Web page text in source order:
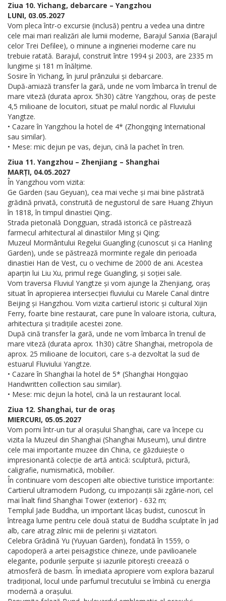
Ziua 10. Yichang, debarcare – Yangzhou
LUNI, 03.05.2027
Vom pleca într-o excursie (inclusă) pentru a vedea una dintre
cele mai mari realizări ale lumii moderne, Barajul Sanxia (Barajul
celor Trei Defilee), o minune a ingineriei moderne care nu
trebuie ratată. Barajul, construit între 1994 și 2003, are 2335 m
lungime și 181 m înălțime.
Sosire în Yichang, în jurul prânzului și debarcare.
După-amiază transfer la gară, unde ne vom îmbarca în trenul de
mare viteză (durata aprox. 5h30) către Yangzhou, oraș de peste
4,5 milioane de locuitori, situat pe malul nordic al Fluviului
Yangtze.
• Cazare în Yangzhou la hotel de 4* (Zhongqing International
sau similar).
• Mese: mic dejun pe vas, dejun, cină la pachet în tren.
Ziua 11. Yangzhou – Zhenjiang – Shanghai
MARȚI, 04.05.2027
În Yangzhou vom vizita:
Ge Garden (sau Geyuan), cea mai veche și mai bine păstrată
grădină privată, construită de negustorul de sare Huang Zhiyun
în 1818, în timpul dinastiei Qing;.
Strada pietonală Dongguan, stradă istorică ce păstrează
farmecul arhitectural al dinastiilor Ming și Qing;
Muzeul Mormântului Regelui Guangling (cunoscut și ca Hanling
Garden), unde se păstrează morminte regale din perioada
dinastiei Han de Vest, cu o vechime de 2000 de ani. Acestea
aparțin lui Liu Xu, primul rege Guangling, și soției sale.
Vom traversa Fluviul Yangtze și vom ajunge la Zhenjiang, oraș
situat în apropierea intersecției fluviului cu Marele Canal dintre
Beijing și Hangzhou. Vom vizita cartierul istoric și cultural Xijin
Ferry, foarte bine restaurat, care pune în valoare istoria, cultura,
arhitectura și tradițiile acestei zone.
După cină transfer la gară, unde ne vom îmbarca în trenul de
mare viteză (durata aprox. 1h30) către Shanghai, metropola de
aprox. 25 milioane de locuitori, care s-a dezvoltat la sud de
estuarul Fluviului Yangtze.
• Cazare în Shanghai la hotel de 5* (Shanghai Hongqiao
Handwritten collection sau similar).
• Mese: mic dejun la hotel, cină la un restaurant local.
Ziua 12. Shanghai, tur de oraș
MIERCURI, 05.05.2027
Vom porni într-un tur al orașului Shanghai, care va începe cu
vizita la Muzeul din Shanghai (Shanghai Museum), unul dintre
cele mai importante muzee din China, ce găzduiește o
impresionantă colecție de artă antică: sculptură, pictură,
caligrafie, numismatică, mobilier.
În continuare vom descoperi alte obiective turistice importante:
Cartierul ultramodern Pudong, cu impozanții săi zgârie-nori, cel
mai înalt fiind Shanghai Tower (exterior) - 632 m;
Templul Jade Buddha, un important lăcaș budist, cunoscut în
întreaga lume pentru cele două statui de Buddha sculptate în jad
alb, care atrag zilnic mii de pelerini și vizitatori.
Celebra Grădină Yu (Yuyuan Garden), fondată în 1559, o
capodoperă a artei peisagistice chineze, unde pavilioanele
elegante, podurile șerpuite și iazurile pitorești creează o
atmosferă de basm. În imediata apropiere vom explora bazarul
tradițional, locul unde parfumul trecutului se îmbină cu energia
modernă a orașului.